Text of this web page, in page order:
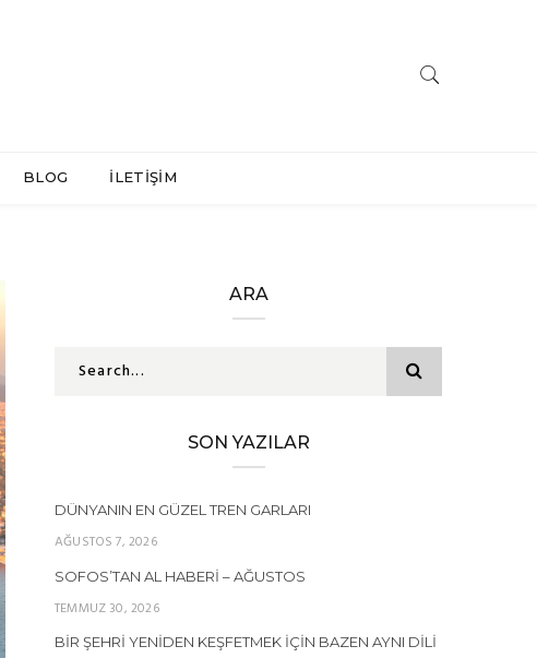
BLOG İLETİŞİM
ARA
SON YAZILAR
DÜNYANIN EN GÜZEL TREN GARLARI
AĞUSTOS 7, 2026
SOFOS’TAN AL HABERI – AĞUSTOS
TEMMUZ 30, 2026
BIR ŞEHRI YENIDEN KEŞFETMEK İÇIN BAZEN AYNI DILI